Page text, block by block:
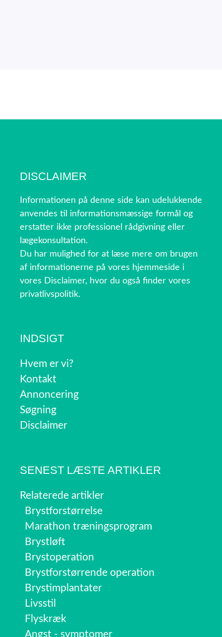
DISCLAIMER
Informationen på denne side kan udelukkende
anvendes til informationsmæssige formål og
erstatter ikke professionel rådgivning eller
lægekonsultation.
Du har mulighed for at læse mere om brugen
af informationerne på vores hjemmeside i
vores Disclaimer, hvor du også finder vores
privatlivspolitik.
INDSIGT
Hvem er vi?
Kontakt
Annoncering
Søgning
Disclaimer
SENEST LÆSTE ARTIKLER
Relaterede artikler
Brystforstørrelse
Marathon træningsprogram
Brystløft
Brystoperation
Brystforstørrende operation
Brystimplantater
Livsstil
Flyskræk
Angst - symptomer